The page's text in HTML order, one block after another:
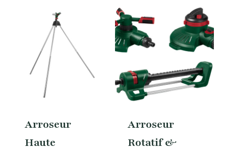
Arroseur
Haute
Arroseur
Rotatif &